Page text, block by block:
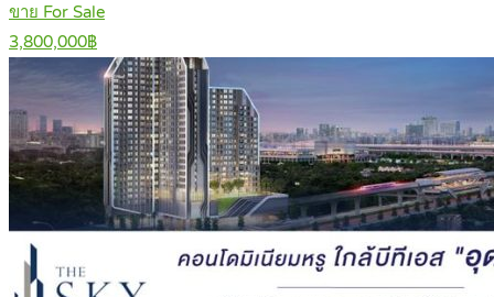
ขาย For Sale
3,800,000฿